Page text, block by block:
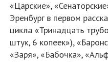
«Царские»,
Эренбург в первом
цикла «Тринадцать
штук, 6 копеек»),
«Заря», «Бабочка»,